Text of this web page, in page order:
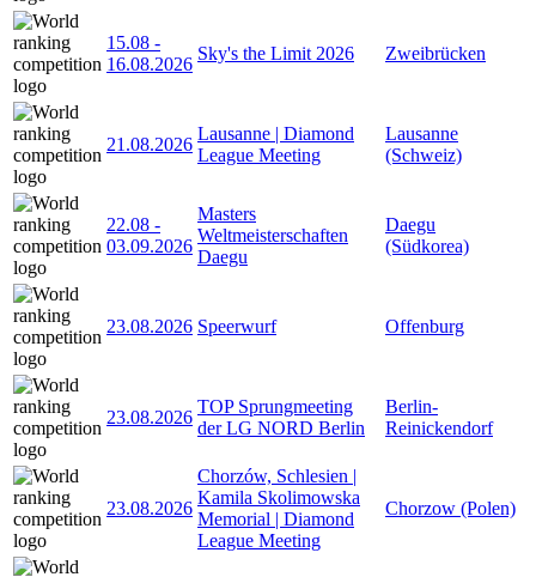
15.08 -
16.08.2026
Sky's the Limit 2026 Zweibrücken
21.08.2026
Lausanne | Diamond
League Meeting
Lausanne
(Schweiz)
22.08 -
03.09.2026
Masters
Weltmeisterschaften
Daegu
Daegu
(Südkorea)
23.08.2026 Speerwurf Offenburg
23.08.2026
TOP Sprungmeeting
der LG NORD Berlin
Berlin-
Reinickendorf
23.08.2026
Chorzów, Schlesien |
Kamila Skolimowska
Memorial | Diamond
League Meeting
Chorzow (Polen)